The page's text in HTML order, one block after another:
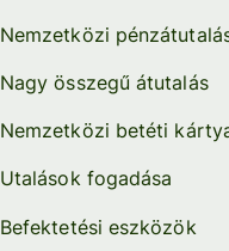
Nemzetközi
Nagy összegű átutalás
Nemzetközi betéti
Utalások fogadása
Befektetési eszközök